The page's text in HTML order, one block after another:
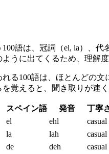
語は、冠詞（el, la）、代
うに出てくるため、理解
る100語は、ほとんどの文
覚えると、聞き取りが速
スペイン語 発音
丁寧
el ehl
casual
la lah
casual
de deh
casual